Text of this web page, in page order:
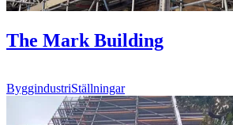
The Mark Building
ByggindustriStällningar